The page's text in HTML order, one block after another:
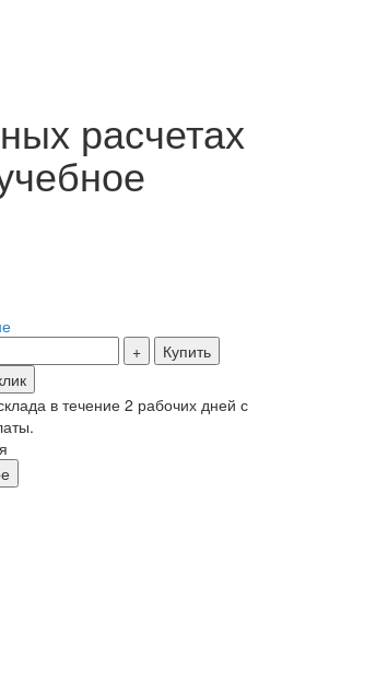
расчетах
Купить
в течение 2 рабочих дней с